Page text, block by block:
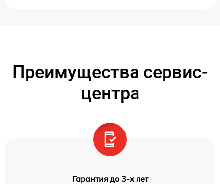
Преимущества сервис-
центра
Гарантия до 3-х лет